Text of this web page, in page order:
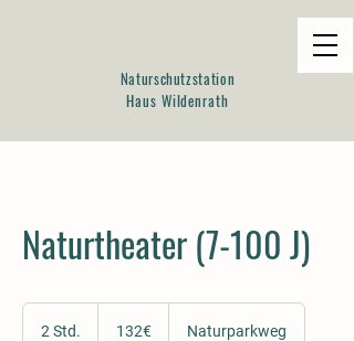
Naturschutzstation
Haus Wildenrath
Naturtheater (7-100 J)
2 Std. 132€ Naturparkweg